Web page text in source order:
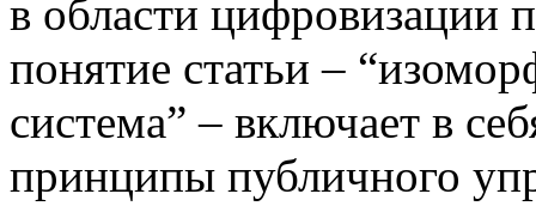
в области цифровизации
понятие статьи –
система” – включает в
принципы публичного